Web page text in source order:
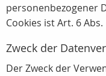
personenbezogener
Cookies ist Art. 6 Abs.
Zweck der
Der Zweck der